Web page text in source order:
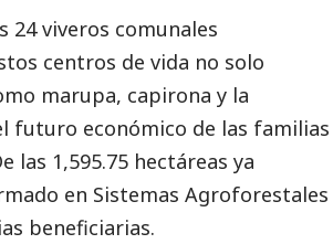
24 viveros comunales
centros de vida no solo
marupa, capirona y la
futuro económico de las familias
las 1,595.75 hectáreas ya
en Sistemas Agroforestales
beneficiarias.